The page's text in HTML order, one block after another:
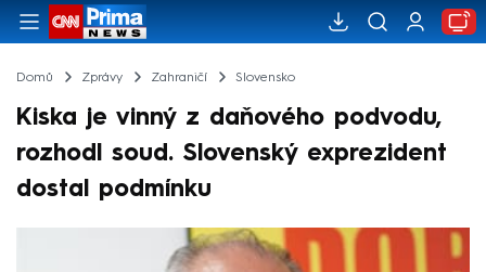
Domů Zprávy Zahraničí Slovensko
Kiska je vinný z daňového podvodu,
rozhodl soud. Slovenský exprezident
dostal podmínku